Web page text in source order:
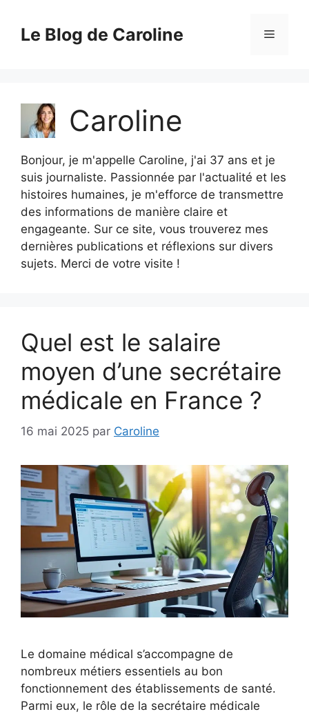
contenuLe Blog de Caroline Menu
Caroline
Bonjour, je m'appelle Caroline, j'ai 37 ans et je
suis journaliste. Passionnée par l'actualité et les
histoires humaines, je m'efforce de transmettre
des informations de manière claire et
engageante. Sur ce site, vous trouverez mes
dernières publications et réflexions sur divers
sujets. Merci de votre visite !
Quel est le salaire
moyen d’une secrétaire
médicale en France ?
16 mai 2025 par Caroline
Le domaine médical s’accompagne de
nombreux métiers essentiels au bon
fonctionnement des établissements de santé.
Parmi eux, le rôle de la secrétaire médicale